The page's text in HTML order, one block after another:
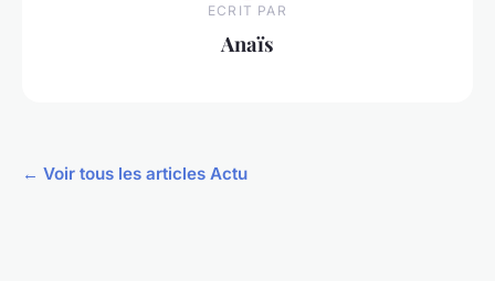
ECRIT PAR
Anaïs
← Voir tous les articles Actu